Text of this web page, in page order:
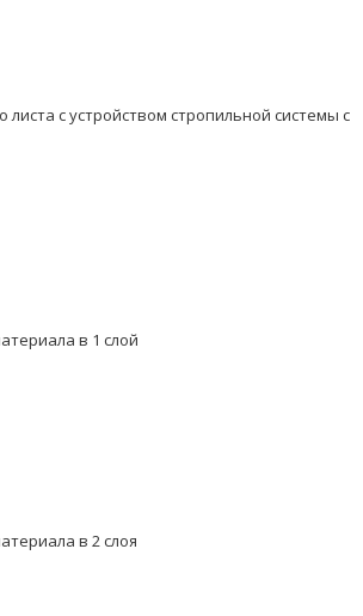
с устройством стропильной системы с
в 1 слой
в 2 слоя